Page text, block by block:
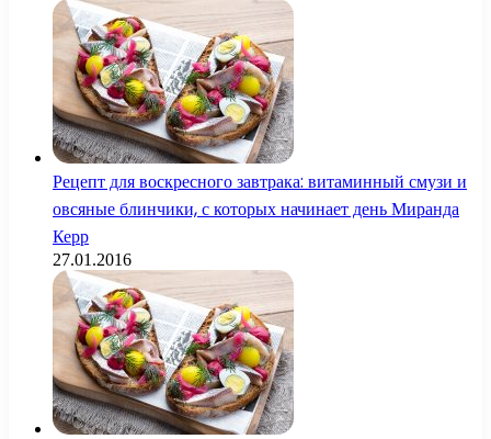
Рецепт для воскресного завтрака: витаминный смузи и
овсяные блинчики, с которых начинает день Миранда
Керр
27.01.2016